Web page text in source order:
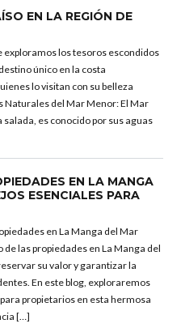
EN LA REGIÓN DE
exploramos los tesoros escondidos
único en la costa
lo visitan con su belleza
del Mar Menor: El Mar
es conocido por sus aguas
EN LA MANGA
ESENCIALES PARA
en La Manga del Mar
las propiedades en La Manga del
su valor y garantizar la
En este blog, exploraremos
propietarios en esta hermosa
[…]